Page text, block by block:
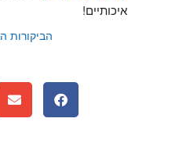
איכותיים!
הביקורות